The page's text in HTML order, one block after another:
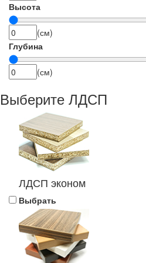
Высота
(см)
Глубина
(см)
Выберите ЛДСП
ЛДСП эконом
Выбрать